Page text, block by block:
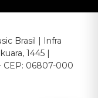
Brasil | Infra
1445 |
CEP: 06807-000